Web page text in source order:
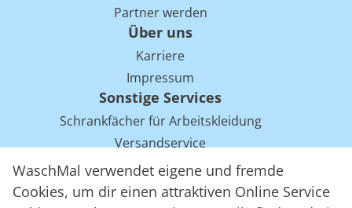
WaschMal verwendet eigene und fremde
Cookies, um dir einen attraktiven Online Service
Partner werden
Über uns
Karriere
Impressum
Sonstige Services
Schrankfächer für Arbeitskleidung
Versandservice
Einsparpotentiale für Mietwäsche bei Arbeitskleidung
Arbeitskleidung Tracking mit RFID